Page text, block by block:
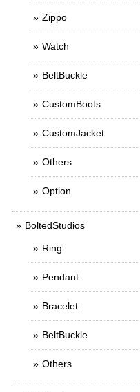
Zippo
Watch
BeltBuckle
CustomBoots
CustomJacket
Others
Option
BoltedStudios
Ring
Pendant
Bracelet
BeltBuckle
Others